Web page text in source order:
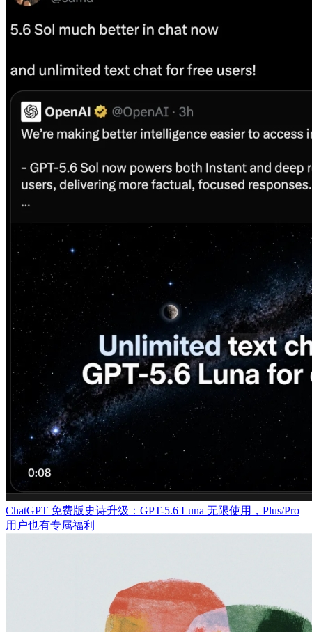
ChatGPT 免费版史诗升级：GPT-5.6 Luna 无限使用，Plus/Pro
用户也有专属福利